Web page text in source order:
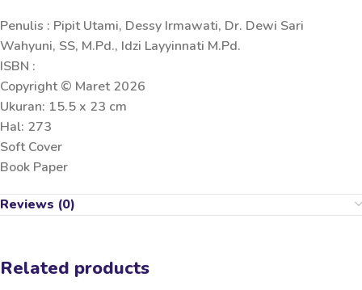
Penulis : Pipit Utami, Dessy Irmawati, Dr. Dewi Sari
Wahyuni, SS, M.Pd., Idzi Layyinnati M.Pd.
ISBN :
Copyright © Maret 2026
Ukuran: 15.5 x 23 cm
Hal: 273
Soft Cover
Book Paper
Reviews (0)
Related products